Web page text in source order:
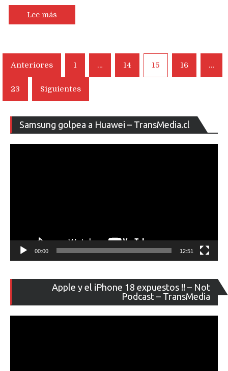
Lee más
Navegación
entradas
Anteriores 1 … 14 15 16 …
23 Siguientes
Samsung golpea a Huawei – TransMedia.cl
de
00:00 12:51
Apple y el iPhone 18 expuestos !! – Not
Podcast – TransMedia
de